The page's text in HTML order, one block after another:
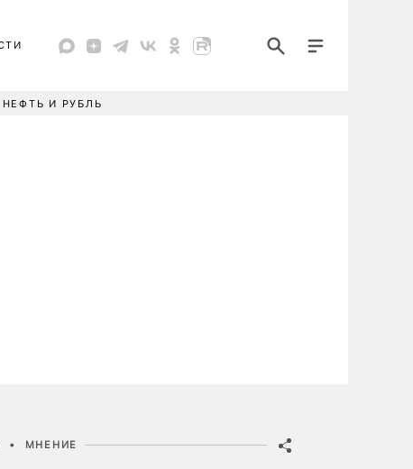
НЕФТЬ И РУБЛЬ
• МНЕНИЕ